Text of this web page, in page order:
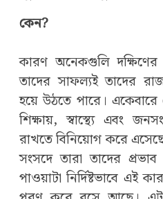
কেন?
কারণ অনেকগুলি
তাদের সাফল্যই তাদের
হয়ে উঠতে পারে।
শিক্ষায়, স্বাস্থ্যে এবং
রাখতে বিনিয়োগ করে
সংসদে তারা তাদের
পাওয়াটা নির্দিষ্টভাবে এই